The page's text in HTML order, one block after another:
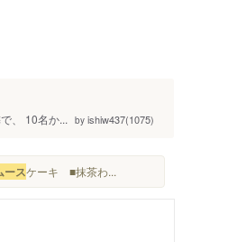
、 10名か... by ishiw437(1075)
ースケーキ ■抹茶わ...